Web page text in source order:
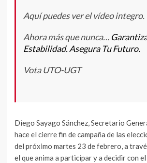
Aquí puedes ver el vídeo integro.
Ahora más que nunca…
Estabilidad. Asegura Tu Futuro.
Vota UTO-UGT
Diego Sayago Sánchez, Secretario
hace el cierre fin de campaña de las
del próximo martes 23 de febrero, a
el que anima a participar y a decidir con